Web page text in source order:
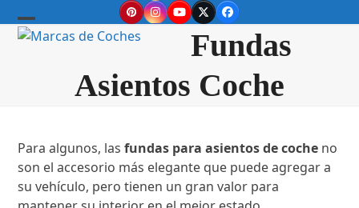
to
PinterestInstagram
YouTube
TwitterFacebook
Open
Close
Fundas
Asientos Coche
Para algunos, lasfundas para asientos de coche no
son el accesorio más elegante que puede agregar a
su vehículo, pero tienen un gran valor para